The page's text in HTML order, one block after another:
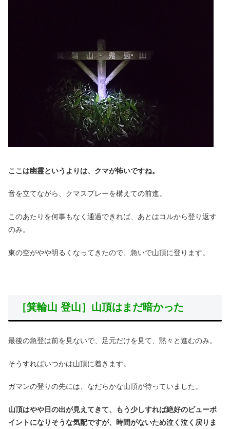
ここは幽霊というよりは、クマが怖いですね。
音を立てながら、クマスプレーを構えての前進。
このあたりを何事もなく通過できれば、あとはコルから登り返す
のみ。
東の空がやや明るくなってきたので、急いで山頂に登ります。
［箕輪山 登山］山頂はまだ暗かった
最後の急登は前を見ないで、足元だけを見て、黙々と進むのみ。
そうすればいつかは山頂に着きます。
ガマンの登りの先には、なだらかな山頂が待っていました。
山頂はやや日の出が見えてきて、もう少しすれば絶好のビューポ
イントになりそうな気配ですが、時間がないため泣く泣く戻りま